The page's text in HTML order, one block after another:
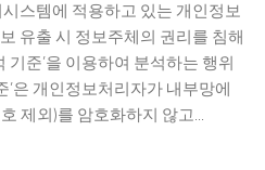
시스템에 적용하고 있는 개인정보
유출 시 정보주체의 권리를 침해
기준’을 이용하여 분석하는 행위
’은 개인정보처리자가 내부망에
제외)를 암호화하지 않고...